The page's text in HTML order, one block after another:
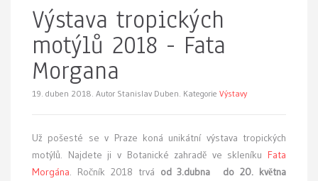
Výstava tropických
motýlů 2018 - Fata
Morgana
19. duben 2018. Autor Stanislav Duben. Kategorie Výstavy
Už pošesté se v Praze koná unikátní výstava tropických
motýlů. Najdete ji v Botanické zahradě ve skleníku Fata
Morgána. Ročník 2018 trvá od 3.dubna do 20. května